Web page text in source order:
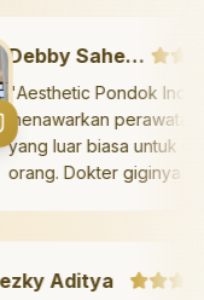
Debby Sahertian
"Aesthetic Pondok
menawarkan
yang luar biasa
orang. Dokter
kesehatan gigi dan
Aditya